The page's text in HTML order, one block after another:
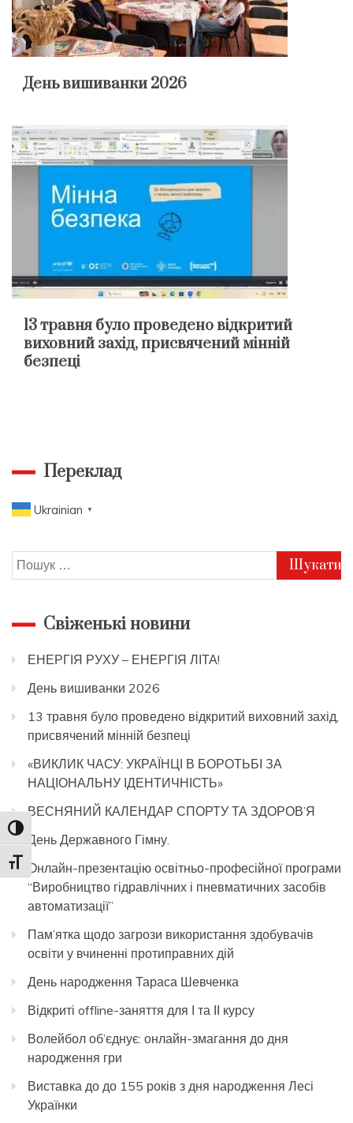
Toggle High Contrast
Toggle Font size
День вишиванки 2026
13 травня було проведено відкритий
виховний захід, присвячений мінній
безпеці
Переклад
Ukrainian ▼
Пошук:
Свіженькі новини
ЕНЕРГІЯ РУХУ – ЕНЕРГІЯ ЛІТА!
День вишиванки 2026
13 травня було проведено відкритий виховний захід,
присвячений мінній безпеці
«ВИКЛИК ЧАСУ: УКРАЇНЦІ В БОРОТЬБІ ЗА
НАЦІОНАЛЬНУ ІДЕНТИЧНІСТЬ»
ВЕСНЯНИЙ КАЛЕНДАР СПОРТУ ТА ЗДОРОВ’Я
День Державного Гімну.
Онлайн-презентацію освітньо-професійної програми
“Виробництво гідравлічних і пневматичних засобів
автоматизації”
Пам’ятка щодо загрози використання здобувачів
освіти у вчиненні протиправних дій
День народження Тараса Шевченка
Відкриті offline-заняття для І та ІІ курсу
Волейбол об’єднує: онлайн-змагання до дня
народження гри
Виставка до до 155 років з дня народження Лесі
Українки